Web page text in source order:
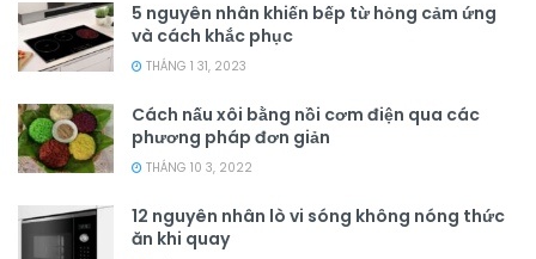
5 nguyên nhân khiến bếp từ hỏng cảm ứng
và cách khắc phục
THÁNG 1 31, 2023
Cách nấu xôi bằng nồi cơm điện qua các
phương pháp đơn giản
THÁNG 10 3, 2022
12 nguyên nhân lò vi sóng không nóng thức
ăn khi quay